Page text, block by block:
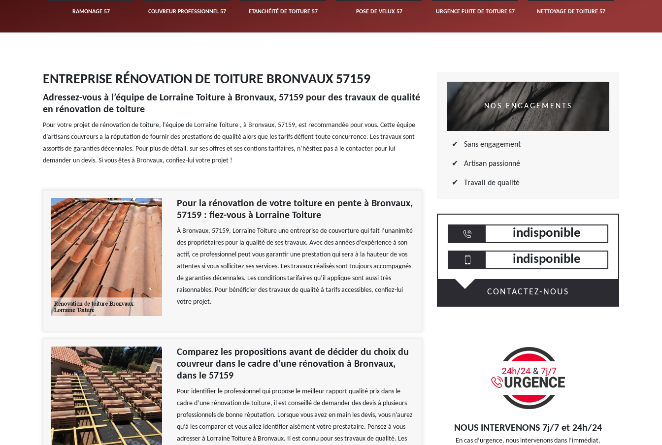
RAMONAGE 57 COUVREUR PROFESSIONNEL 57 ETANCHÉITÉ DE TOITURE 57 POSE DE VELUX 57 URGENCE FUITE DE TOITURE 57 NETTOYAGE DE TOITURE 57
ENTREPRISE RÉNOVATION DE TOITURE BRONVAUX 57159
Adressez-vous à l’équipe de Lorraine Toiture à Bronvaux, 57159 pour des travaux de qualité
en rénovation de toiture
Pour votre projet de rénovation de toiture, l’équipe de Lorraine Toiture , à Bronvaux, 57159, est recommandée pour vous. Cette équipe
d’artisans couvreurs a la réputation de fournir des prestations de qualité alors que les tarifs défient toute concurrence. Les travaux sont
assortis de garanties décennales. Pour plus de détail, sur ses offres et ses contions tarifaires, n’hésitez pas à le contacter pour lui
demander un devis. Si vous êtes à Bronvaux, confiez-lui votre projet !
Pour la rénovation de votre toiture en pente à Bronvaux,
57159 : fiez-vous à Lorraine Toiture
À Bronvaux, 57159, Lorraine Toiture une entreprise de couverture qui fait l’unanimité
des propriétaires pour la qualité de ses travaux. Avec des années d’expérience à son
actif, ce professionnel peut vous garantir une prestation qui sera à la hauteur de vos
attentes si vous sollicitez ses services. Les travaux réalisés sont toujours accompagnés
de garanties décennales. Les conditions tarifaires qu’il applique sont aussi très
raisonnables. Pour bénéficier des travaux de qualité à tarifs accessibles, confiez-lui
votre projet.
Comparez les propositions avant de décider du choix du
couvreur dans le cadre d’une rénovation à Bronvaux,
dans le 57159
Pour identifier le professionnel qui propose le meilleur rapport qualité prix dans le
cadre d’une rénovation de toiture, il est conseillé de demander des devis à plusieurs
professionnels de bonne réputation. Lorsque vous avez en main les devis, vous n’aurez
qu’à les comparer et vous allez identifier aisément votre prestataire. Pensez à vous
adresser à Lorraine Toiture à Bronvaux. Il est connu pour ses travaux de qualité. Les
NOS ENGAGEMENTS
Sans engagement
Artisan passionné
Travail de qualité
indisponible
indisponible
CONTACTEZ-NOUS
NOUS INTERVENONS 7j/7 et 24h/24
En cas d’urgence, nous intervenons dans l’immédiat,